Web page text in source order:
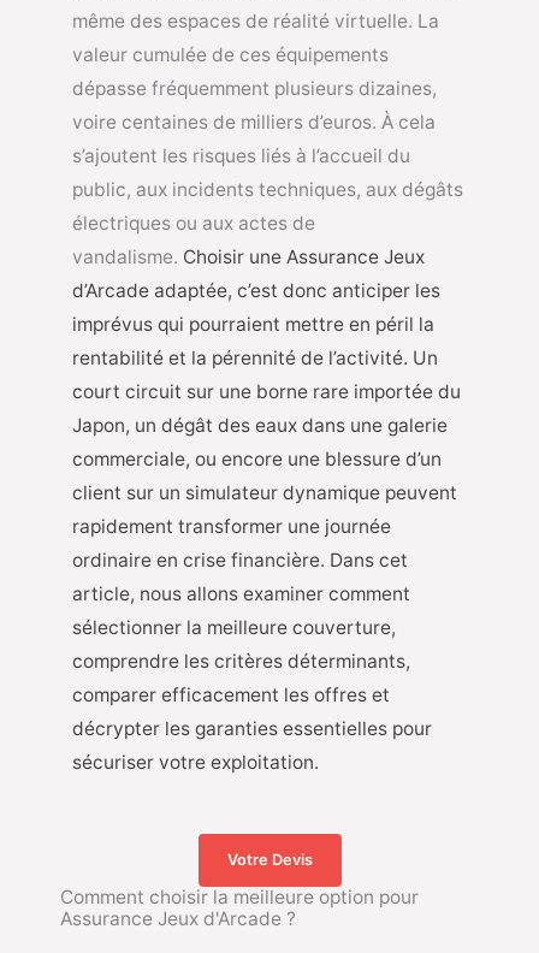
même des espaces de réalité virtuelle. La
valeur cumulée de ces équipements
dépasse fréquemment plusieurs dizaines,
voire centaines de milliers d’euros. À cela
s’ajoutent les risques liés à l’accueil du
public, aux incidents techniques, aux dégâts
électriques ou aux actes de
vandalisme. Choisir une Assurance Jeux
d’Arcade adaptée, c’est donc anticiper les
imprévus qui pourraient mettre en péril la
rentabilité et la pérennité de l’activité. Un
court circuit sur une borne rare importée du
Japon, un dégât des eaux dans une galerie
commerciale, ou encore une blessure d’un
client sur un simulateur dynamique peuvent
rapidement transformer une journée
ordinaire en crise financière. Dans cet
article, nous allons examiner comment
sélectionner la meilleure couverture,
comprendre les critères déterminants,
comparer efficacement les offres et
décrypter les garanties essentielles pour
sécuriser votre exploitation.
Votre Devis
Comment choisir la meilleure option pour
Assurance Jeux d'Arcade ?